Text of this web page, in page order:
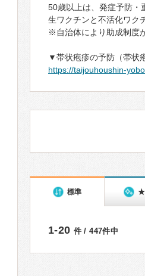
50歳以上は、発症予防・
生ワクチンと不活化ワク
※自治体により助成制度
▼帯状疱疹の予防（帯状
https://taijouhoushin-
標準 ★
1-20 件 / 447件中